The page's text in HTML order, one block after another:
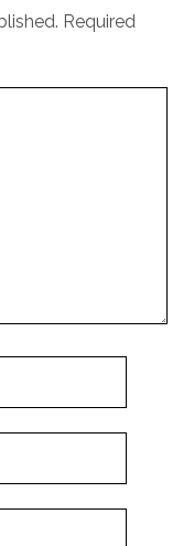
Required